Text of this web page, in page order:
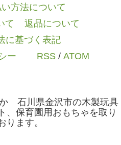
方法について
て
返品について
に基づく表記
ー
RSS/ ATOM
石川県金沢市の木製玩具
保育園用おもちゃを取り
ります。